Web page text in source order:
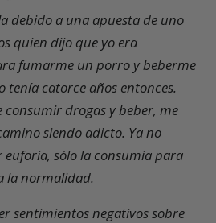
debido a una apuesta de uno
quien dijo que yo era
fumarme un porro y beberme
tenía catorce años entonces.
consumir drogas y beber, me
siendo adicto. Ya no
sólo la consumía para
la normalidad.
sentimientos negativos sobre